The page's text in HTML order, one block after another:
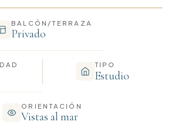
BALCÓN/TERRAZA
Privado
TIPO
Estudio
ORIENTACIÓN
Vistas al mar